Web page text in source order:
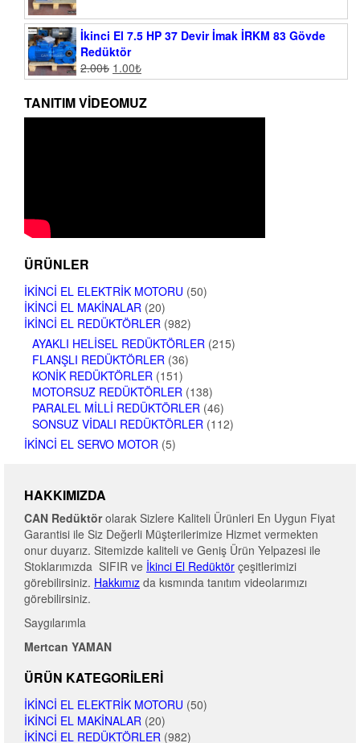
İkinci El 7.5 HP 37 Devir İmak İRKM 83 Gövde
Redüktör
2.00₺ 1.00₺
TANITIM VIDEOMUZ
ÜRÜNLER
İKINCI EL ELEKTRIK MOTORU (50)
İKINCI EL MAKINALAR (20)
İKINCI EL REDÜKTÖRLER (982)
AYAKLI HELISEL REDÜKTÖRLER (215)
FLANŞLI REDÜKTÖRLER (36)
KONIK REDÜKTÖRLER (151)
MOTORSUZ REDÜKTÖRLER (138)
PARALEL MILLI REDÜKTÖRLER (46)
SONSUZ VIDALI REDÜKTÖRLER (112)
İKINCI EL SERVO MOTOR (5)
HAKKIMIZDA
CAN Redüktörolarak Sizlere Kaliteli Ürünleri En Uygun Fiyat
Garantisi ile Siz Değerli Müşterilerimize Hizmet vermekten
onur duyarız. Sitemizde kaliteli ve Geniş Ürün Yelpazesi ile
Stoklarımızda SIFIR ve İkinci El Redüktör çeşitlerimizi
görebilirsiniz. Hakkımız da kısmında tanıtım videolarımızı
görebilirsiniz.
Saygılarımla
Mertcan YAMAN
ÜRÜN KATEGORILERI
İKINCI EL ELEKTRIK MOTORU (50)
İKINCI EL MAKINALAR (20)
İKINCI EL REDÜKTÖRLER (982)